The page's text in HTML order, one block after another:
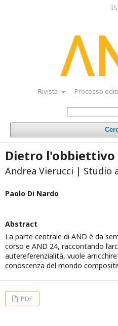
Rivista Processo
Dietro l'obbiettivo
Andrea Vierucci | Studio
Paolo Di Nardo
Abstract
La parte centrale di AND è da
corso e AND 24, raccontando
autereferenzialità, vuole
conoscenza del mondo
PDF